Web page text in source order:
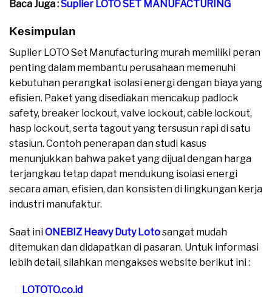
Baca Juga :Suplier LOTO SET MANUFACTURING
Kesimpulan
Suplier LOTO Set Manufacturing murah memiliki peran
penting dalam membantu perusahaan memenuhi
kebutuhan perangkat isolasi energi dengan biaya yang
efisien. Paket yang disediakan mencakup padlock
safety, breaker lockout, valve lockout, cable lockout,
hasp lockout, serta tagout yang tersusun rapi di satu
stasiun. Contoh penerapan dan studi kasus
menunjukkan bahwa paket yang dijual dengan harga
terjangkau tetap dapat mendukung isolasi energi
secara aman, efisien, dan konsisten di lingkungan kerja
industri manufaktur.
Saat iniONEBIZ Heavy Duty Lotosangat mudah
ditemukan dan didapatkan di pasaran. Untuk informasi
lebih detail, silahkan mengakses website berikut ini :
LOTOTO.co.id